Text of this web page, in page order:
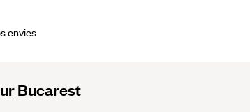
envies
Bucarest